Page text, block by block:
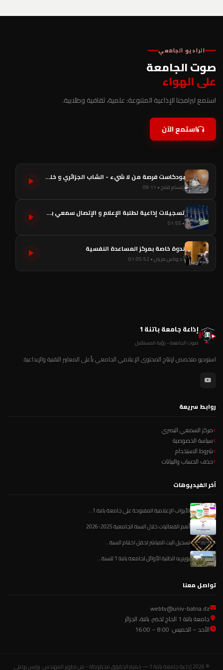
الراديو الجامعي
صوت الجامعة
على الهواء
استمع لبرامجنا الإذاعية المتنوعة: علمية، ثقافية وطلابية.
استمع الآن
بودكاست فرصة من لا شيء - الشاب الجزائري و خلق الفرص
إبتسام فلاح • 09:11
تسجيلات إذاعية لطلبة الإعلام و الإتصال سمعي بصري
• 01:55
ندوة خاصة بمركز المساعدة النفسية
أ.د وناس مزيان • 01:05:52
إذاعة جامعة باتنة 1
صوت الجامعة - رؤية المستقبل
استوديو متخصص لإنتاج المحتوى الإعلامي الجامعي بأعلى المعايير التقنية والإبداعية.
روابط سريعة
مركز السمعي البصري
سياسة الخصوصية
شروط الاستخدام
حذف الحساب والبيانات
آخر الفيديوهات
الأبواب الإعلامية المفتوحة على جامعة باتنة 1...
أهم الفعاليات خلال السنة الجامعية 2025-2026
تسجيل البث المباشر لحفل اختتام السنة...
بورتريه الطلبة الأوائل لجامعة باتنة 1 للسنة...
تواصل معنا
webtv@univ-batna.dz
جامعة باتنة 1 الحاج لخضر، باتنة، الجزائر
الأحد – الخميس: 8:00 – 16:00
© 2026 إذاعة جامعة باتنة 1 — جميع الحقوق محفوظة - من تطوير المهندس: يونس بوعلي